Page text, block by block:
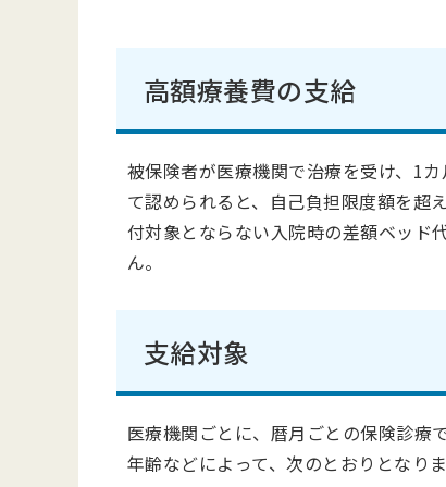
高額療養費の支給
被保険者が医療機関で治療を受け、1
て認められると、自己負担限度額を超
付対象とならない入院時の差額ベッド
ん。
支給対象
医療機関ごとに、暦月ごとの保険診療
年齢などによって、次のとおりとなりま